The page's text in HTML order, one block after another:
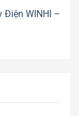
Điện WINHI –